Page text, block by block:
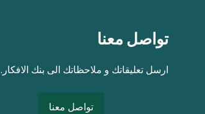
تواصل معنا
ارسل تعليقاتك و ملاحظاتك الى بنك الافكار.
تواصل معنا